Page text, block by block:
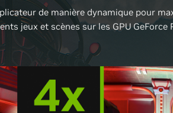
de manière dynamique pour
jeux et scènes sur les GPU GeForce